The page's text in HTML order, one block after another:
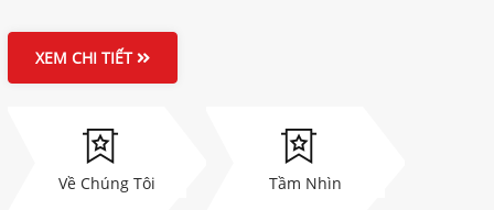
XEM CHI TIẾT
Về Chúng Tôi Tầm Nhìn